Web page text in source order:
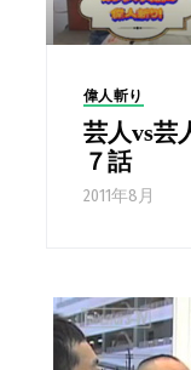
偉人斬り
芸人vs芸
７話
2011年8月